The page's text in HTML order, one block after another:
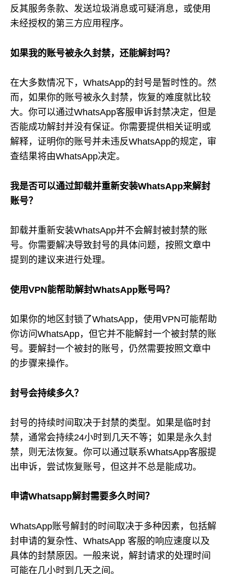
反其服务条款、发送垃圾消息或可疑消息，或使用
未经授权的第三方应用程序。
如果我的账号被永久封禁，还能解封吗？
在大多数情况下，WhatsApp的封号是暂时性的。然
而，如果你的账号被永久封禁，恢复的难度就比较
大。你可以通过WhatsApp客服申诉封禁决定，但是
否能成功解封并没有保证。你需要提供相关证明或
解释，证明你的账号并未违反WhatsApp的规定，审
查结果将由WhatsApp决定。
我是否可以通过卸载并重新安装WhatsApp来解封
账号？
卸载并重新安装WhatsApp并不会解封被封禁的账
号。你需要解决导致封号的具体问题，按照文章中
提到的建议来进行处理。
使用VPN能帮助解封WhatsApp账号吗？
如果你的地区封锁了WhatsApp，使用VPN可能帮助
你访问WhatsApp，但它并不能解封一个被封禁的账
号。要解封一个被封的账号，仍然需要按照文章中
的步骤来操作。
封号会持续多久？
封号的持续时间取决于封禁的类型。如果是临时封
禁，通常会持续24小时到几天不等；如果是永久封
禁，则无法恢复。你可以通过联系WhatsApp客服提
出申诉，尝试恢复账号，但这并不总是能成功。
申请Whatsapp解封需要多久时间？
WhatsApp账号解封的时间取决于多种因素，包括解
封申请的复杂性、WhatsApp 客服的响应速度以及
具体的封禁原因。一般来说，解封请求的处理时间
可能在几小时到几天之间。